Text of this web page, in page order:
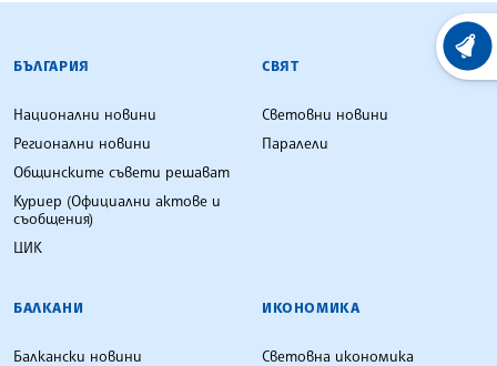
БЪЛГАРСКА ТЕЛЕГРАФНА АГЕНЦИЯ
БЪЛГАРИЯ
Национални новини
Регионални новини
Общинските съвети решават
Куриер (Официални актове и
съобщения)
ЦИК
СВЯТ
Световни новини
Паралели
БАЛКАНИ
Балкански новини
ИКОНОМИКА
Световна икономика